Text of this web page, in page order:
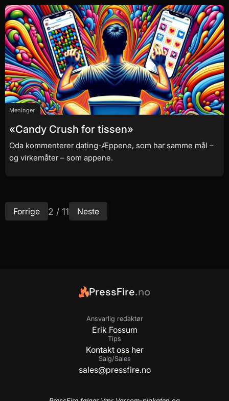
Meninger
«Candy Crush for tissen»
Oda kommenterer dating-Æppene, som har samme mål –
og virkemåter – som appene.
Forrige 2 / 11 Neste
PressFire.no
Ansvarlig redaktør
Erik Fossum
Tips
Kontakt oss her
Salg/Sales
sales@pressfire.no